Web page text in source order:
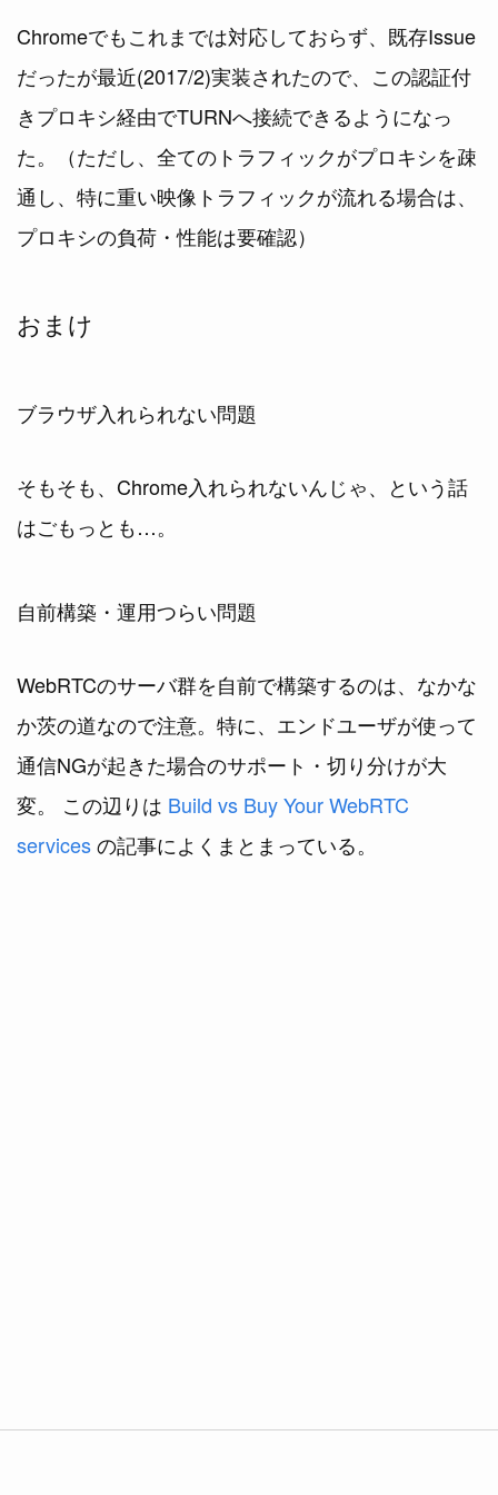
Chromeでもこれまでは対応しておらず、既存Issue
だったが最近(2017/2)実装されたので、この認証付
きプロキシ経由でTURNへ接続できるようになっ
た。（ただし、全てのトラフィックがプロキシを疎
通し、特に重い映像トラフィックが流れる場合は、
プロキシの負荷・性能は要確認）
おまけ
ブラウザ入れられない問題
そもそも、Chrome入れられないんじゃ、という話
はごもっとも…。
自前構築・運用つらい問題
WebRTCのサーバ群を自前で構築するのは、なかな
か茨の道なので注意。特に、エンドユーザが使って
通信NGが起きた場合のサポート・切り分けが大
変。 この辺りは Build vs Buy Your WebRTC
servicesの記事によくまとまっている。